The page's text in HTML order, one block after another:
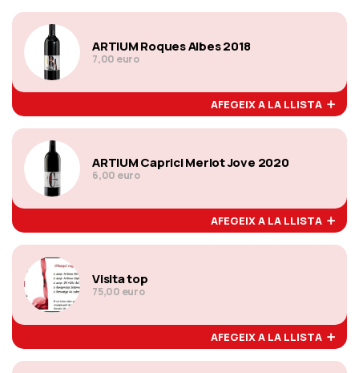
ARTIUM Roques Albes 2018
7,00 euro
AFEGEIX A LA LLISTA
ARTIUM Caprici Merlot Jove 2020
6,00 euro
AFEGEIX A LA LLISTA
Visita top
75,00 euro
AFEGEIX A LA LLISTA